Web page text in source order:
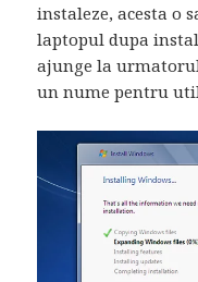
instaleze, acesta o
laptopul dupa
ajunge la
un nume pentru